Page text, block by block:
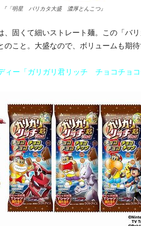
『「明星 バリカタ大盛 濃厚とんこつ』
、固くて細いストレート麺。この「バ
のこと。大盛なので、ボリュームも期
ィー「ガリガリ君リッチ チョコチョ